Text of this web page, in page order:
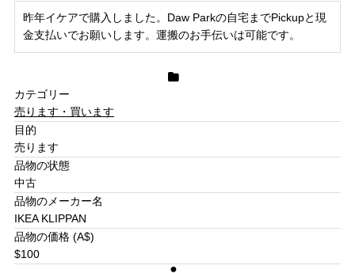
昨年イケアで購入しました。Daw Parkの自宅までPickupと現
金支払いでお願いします。運搬のお手伝いは可能です。
カテゴリー
売ります・買います
目的
売ります
品物の状態
中古
品物のメーカー名
IKEA KLIPPAN
品物の価格 (A$)
100